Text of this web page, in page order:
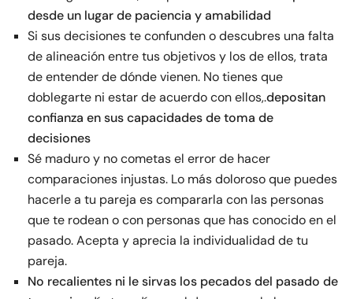
desde un lugar de paciencia y amabilidad
Si sus decisiones te confunden o descubres una falta
de alineación entre tus objetivos y los de ellos, trata
de entender de dónde vienen. No tienes que
doblegarte ni estar de acuerdo con ellos,.depositan
confianza en sus capacidades de toma de
decisiones
Sé maduro y no cometas el error de hacer
comparaciones injustas. Lo más doloroso que puedes
hacerle a tu pareja es compararla con las personas
que te rodean o con personas que has conocido en el
pasado. Acepta y aprecia la individualidad de tu
pareja.
No recalientes ni le sirvas los pecados del pasado de